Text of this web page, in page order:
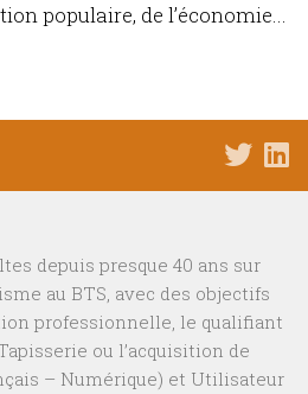
populaire, de l’économie...
depuis presque 40 ans sur
au BTS, avec des objectifs
professionnelle, le qualifiant
ou l’acquisition de
– Numérique) et Utilisateur